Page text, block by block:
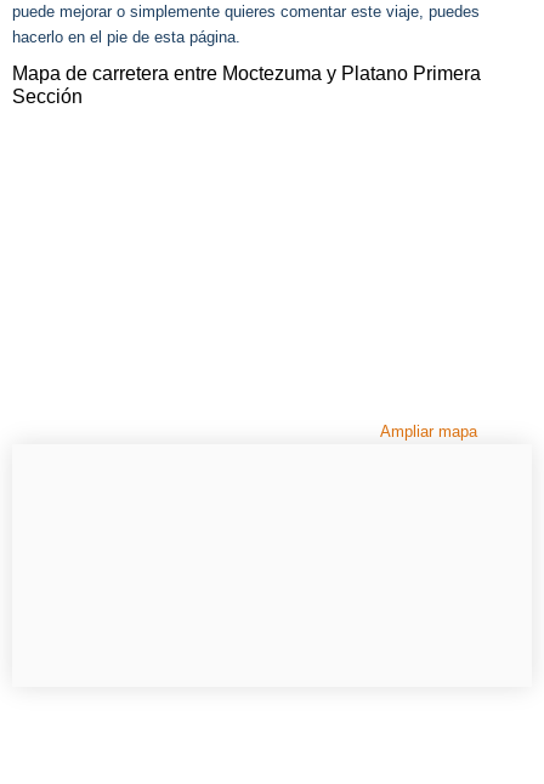
puede mejorar o simplemente quieres comentar este viaje, puedes
hacerlo en el pie de esta página.
Mapa de carretera entre Moctezuma y Platano Primera
Sección
Ampliar mapa